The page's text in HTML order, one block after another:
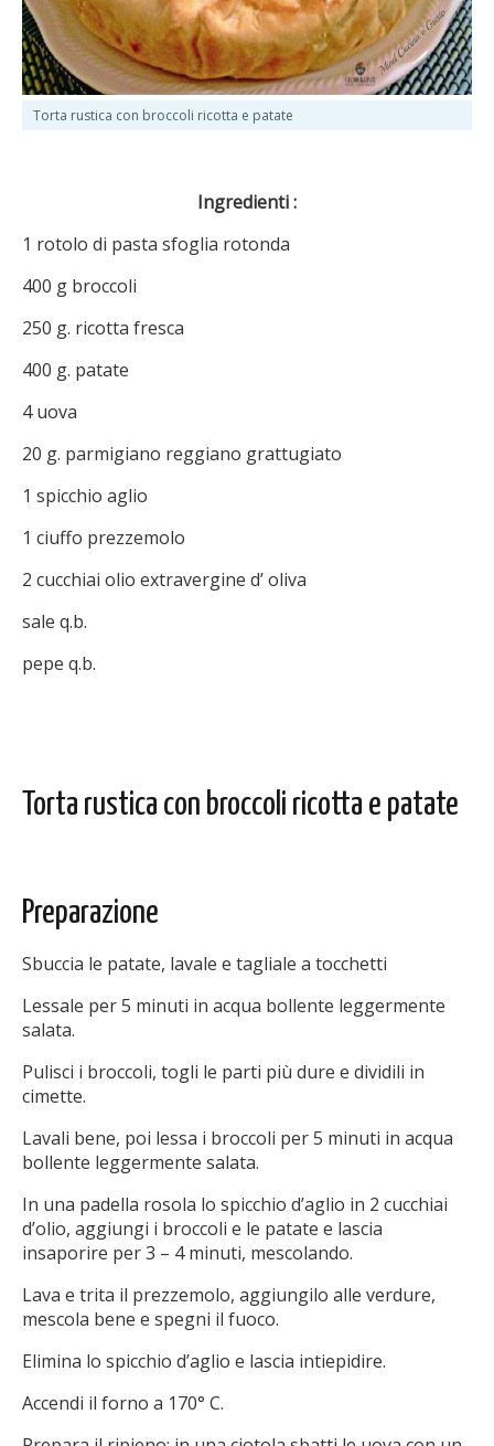
Torta rustica con broccoli ricotta e patate
Ingredienti :
1 rotolo di pasta sfoglia rotonda
400 g broccoli
250 g. ricotta fresca
400 g. patate
4 uova
20 g. parmigiano reggiano grattugiato
1 spicchio aglio
1 ciuffo prezzemolo
2 cucchiai olio extravergine d’ oliva
sale q.b.
pepe q.b.
Torta rustica con broccoli ricotta e patate
Preparazione
Sbuccia le patate, lavale e tagliale a tocchetti
Lessale per 5 minuti in acqua bollente leggermente
salata.
Pulisci i broccoli, togli le parti più dure e dividili in
cimette.
Lavali bene, poi lessa i broccoli per 5 minuti in acqua
bollente leggermente salata.
In una padella rosola lo spicchio d’aglio in 2 cucchiai
d’olio, aggiungi i broccoli e le patate e lascia
insaporire per 3 – 4 minuti, mescolando.
Lava e trita il prezzemolo, aggiungilo alle verdure,
mescola bene e spegni il fuoco.
Elimina lo spicchio d’aglio e lascia intiepidire.
Accendi il forno a 170° C.